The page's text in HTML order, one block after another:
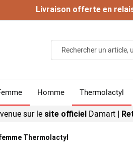
Livraison offerte en
Homme Thermolactyl
sur le site officielDamart |
Thermolactyl